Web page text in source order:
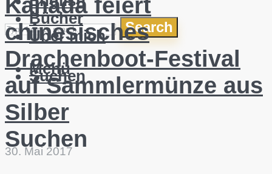
Search
Menü
Bücher
Über mich
Suchen
Suchen
Kanada feiert
chinesisches
Drachenboot-Festival
auf Sammlermünze aus
Silber
30. Mai 2017